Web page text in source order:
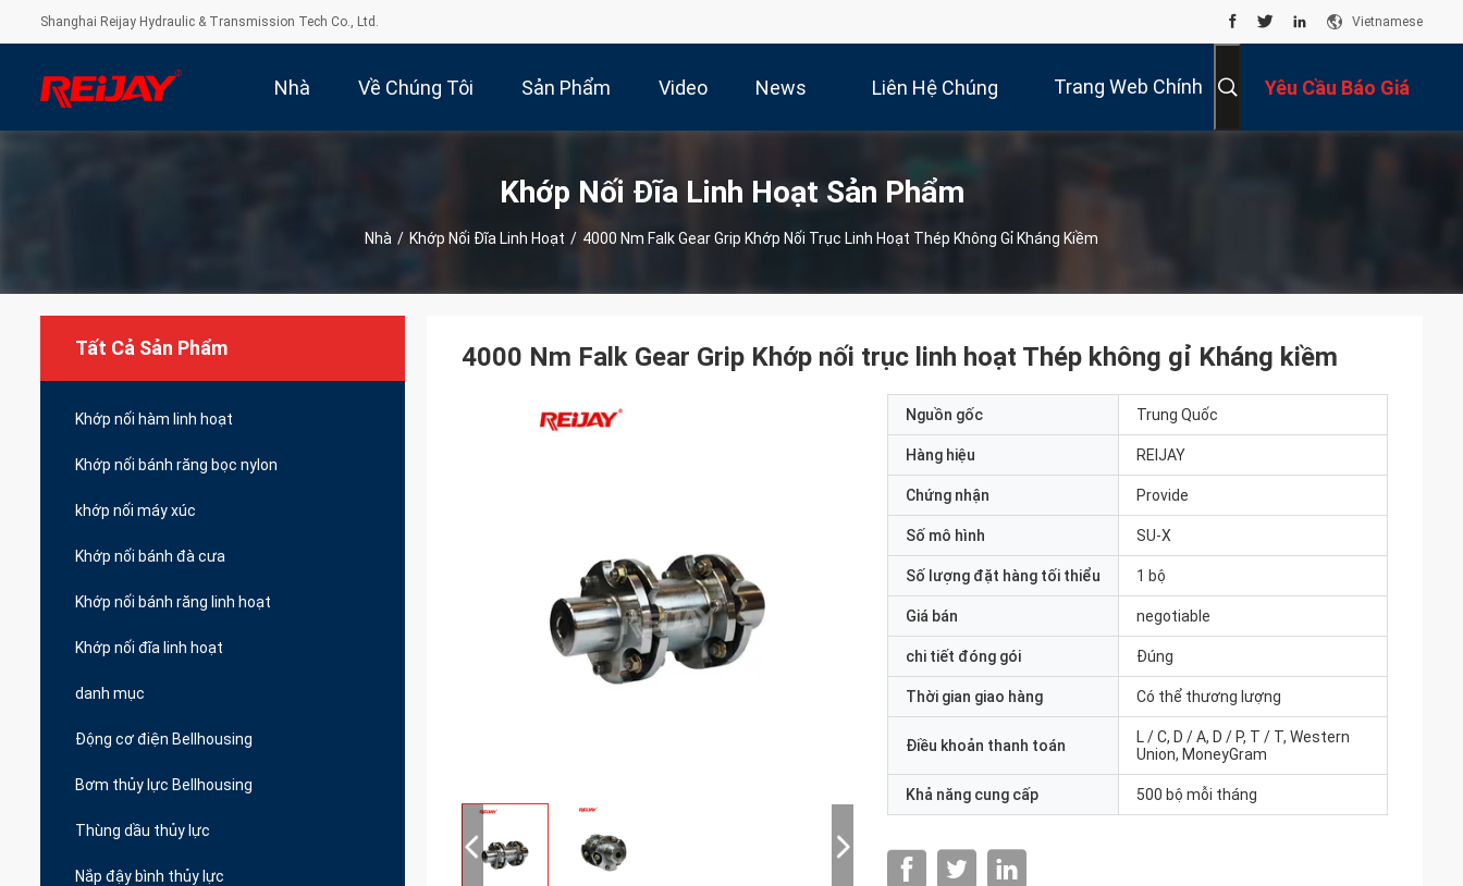
Shanghai Reijay Hydraulic & Transmission Tech Co., Ltd. Vietnamese
Nhà Về Chúng Tôi Sản Phẩm Video News Liên Hệ Chúng Trang Web Chính Yêu Cầu Báo Giá
Khớp Nối Đĩa Linh Hoạt Sản Phẩm
Nhà / Khớp Nối Đĩa Linh Hoạt / 4000 Nm Falk Gear Grip Khớp Nối Trục Linh Hoạt Thép Không Gỉ Kháng Kiềm
Tất Cả Sản Phẩm
Khớp nối hàm linh hoạt
Khớp nối bánh răng bọc nylon
khớp nối máy xúc
Khớp nối bánh đà cưa
Khớp nối bánh răng linh hoạt
Khớp nối đĩa linh hoạt
danh mục
Động cơ điện Bellhousing
Bơm thủy lực Bellhousing
Thùng dầu thủy lực
Nắp đậy bình thủy lực
4000 Nm Falk Gear Grip Khớp nối trục linh hoạt Thép không gỉ Kháng kiềm
Nguồn gốc Trung Quốc
Hàng hiệu REIJAY
Chứng nhận Provide
Số mô hình SU-X
Số lượng đặt hàng tối thiểu 1 bộ
Giá bán negotiable
chi tiết đóng gói Đúng
Thời gian giao hàng Có thể thương lượng
Điều khoản thanh toán
L / C, D / A, D / P, T / T, Western
Union, MoneyGram
Khả năng cung cấp 500 bộ mỗi tháng